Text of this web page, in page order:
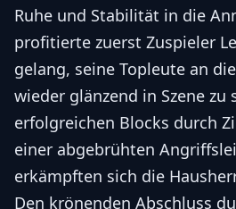
Ruhe und Stabilität in die
profitierte zuerst Zuspieler
gelang, seine Topleute an
wieder glänzend in Szene zu
erfolgreichen Blocks durch
einer abgebrühten
erkämpften sich die
Den krönenden Abschluss